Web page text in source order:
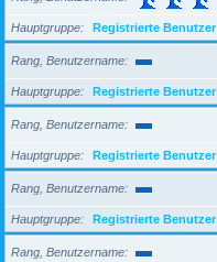
Hauptgruppe Registrierte Benutzer
Rang, Benutzername
Hauptgruppe Registrierte Benutzer
Rang, Benutzername
Hauptgruppe Registrierte Benutzer
Rang, Benutzername
Hauptgruppe Registrierte Benutzer
Rang, Benutzername